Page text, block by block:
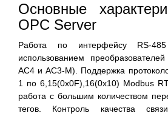
Основные
OPC Server
Работа по интерфейсу RS-
использованием
АС4 и АС3-М). Поддержка
1 по 6,15(0x0F),16(0x10) Modbus
работа с большим количеством
тегов. Контроль качества